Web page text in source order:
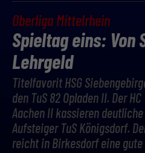
Oberliga Mittelrhein
Spieltag eins: Von
Lehrgeld
Titelfavorit HSG
den TuS 82 Opladen II. Der
Aachen II kassieren
Aufsteiger TuS Königsdorf.
reicht in Birkesdorf eine